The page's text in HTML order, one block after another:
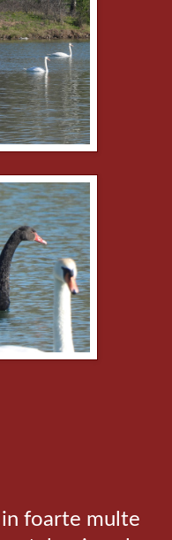
in foarte multe